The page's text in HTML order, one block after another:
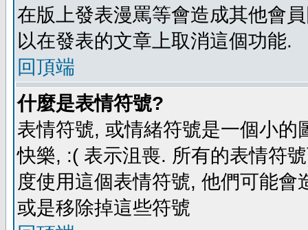
在版上發表漫罵等會造成其他會
以在發表的文章上取消這個功能.
回頂端
什麼是表情符號?
表情符號, 或情緒符號是一個小
快樂, :( 表示沮喪. 所有的表情符
度使用這個表情符號, 他們可能
或是移除掉這些符號